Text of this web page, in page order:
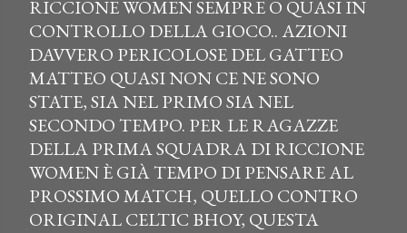
RICCIONE WOMEN SEMPRE O QUASI IN
CONTROLLO DELLA GIOCO.. AZIONI
DAVVERO PERICOLOSE DEL GATTEO
MATTEO QUASI NON CE NE SONO
STATE, SIA NEL PRIMO SIA NEL
SECONDO TEMPO. PER LE RAGAZZE
DELLA PRIMA SQUADRA DI RICCIONE
WOMEN È GIÀ TEMPO DI PENSARE AL
PROSSIMO MATCH, QUELLO CONTRO
ORIGINAL CELTIC BHOY, QUESTA